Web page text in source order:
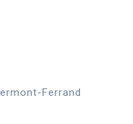
Ferrand